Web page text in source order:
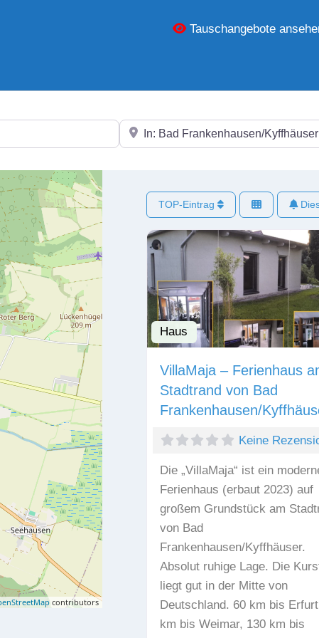
Tauschangebote
In der Nähe
contributors
TOP-Eintrag
Haus
VillaMaja – Ferienhaus
Stadtrand von Bad
Frankenhausen/
Keine
Die „VillaMaja“ ist ein
Ferienhaus (erbaut 2023) auf
großem Grundstück am
von Bad
Frankenhausen/Kyffhäuser.
Absolut ruhige Lage. Die
liegt gut in der Mitte von
Deutschland. 60 km bis
km bis Weimar, 130 km bis